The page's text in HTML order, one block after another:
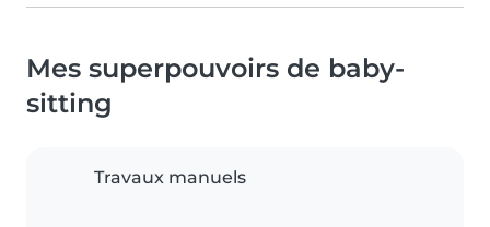
Mes superpouvoirs de baby-
sitting
Travaux manuels